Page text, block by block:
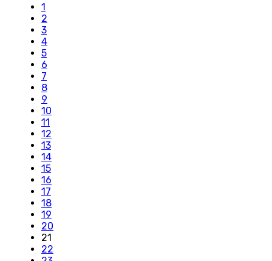
1
2
3
4
5
6
7
8
9
10
11
12
13
14
15
16
17
18
19
20
21
22